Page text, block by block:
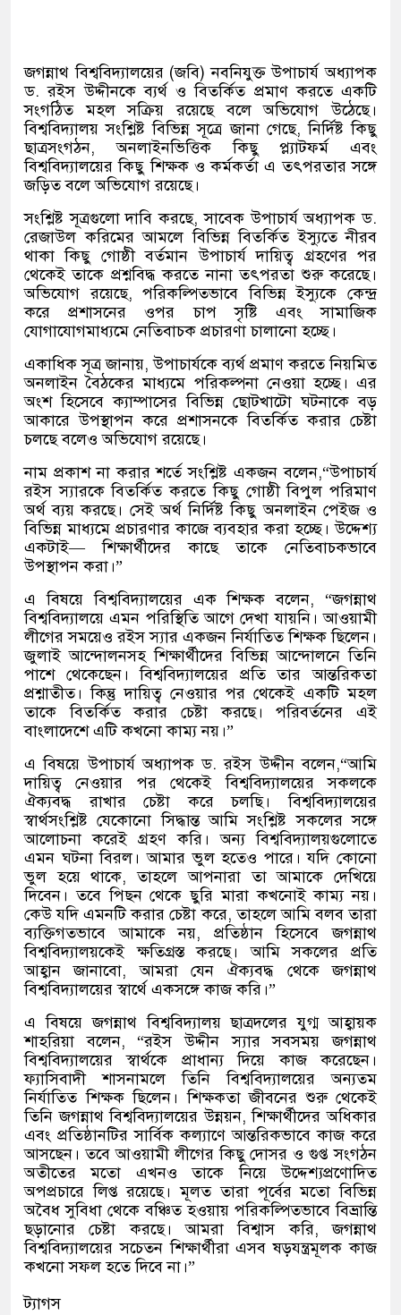
জগন্নাথ বিশ্ববিদ্যালয়ের (জবি) নবনিযুক্ত উপাচার্য অধ্যাপক
ড. রইস উদ্দীনকে ব্যর্থ ও বিতর্কিত প্রমাণ করতে একটি
সংগঠিত মহল সক্রিয় রয়েছে বলে অভিযোগ উঠেছে।
বিশ্ববিদ্যালয় সংশ্লিষ্ট বিভিন্ন সূত্রে জানা গেছে, নির্দিষ্ট কিছু
ছাত্রসংগঠন, অনলাইনভিত্তিক কিছু প্ল্যাটফর্ম এবং
বিশ্ববিদ্যালয়ের কিছু শিক্ষক ও কর্মকর্তা এ তৎপরতার সঙ্গে
জড়িত বলে অভিযোগ রয়েছে।
সংশ্লিষ্ট সূত্রগুলো দাবি করছে, সাবেক উপাচার্য অধ্যাপক ড.
রেজাউল করিমের আমলে বিভিন্ন বিতর্কিত ইস্যুতে নীরব
থাকা কিছু গোষ্ঠী বর্তমান উপাচার্য দায়িত্ব গ্রহণের পর
থেকেই তাকে প্রশ্নবিদ্ধ করতে নানা তৎপরতা শুরু করেছে।
অভিযোগ রয়েছে, পরিকল্পিতভাবে বিভিন্ন ইস্যুকে কেন্দ্র
করে প্রশাসনের ওপর চাপ সৃষ্টি এবং সামাজিক
যোগাযোগমাধ্যমে নেতিবাচক প্রচারণা চালানো হচ্ছে।
একাধিক সূত্র জানায়, উপাচার্যকে ব্যর্থ প্রমাণ করতে নিয়মিত
অনলাইন বৈঠকের মাধ্যমে পরিকল্পনা নেওয়া হচ্ছে। এর
অংশ হিসেবে ক্যাম্পাসের বিভিন্ন ছোটখাটো ঘটনাকে বড়
আকারে উপস্থাপন করে প্রশাসনকে বিতর্কিত করার চেষ্টা
চলছে বলেও অভিযোগ রয়েছে।
নাম প্রকাশ না করার শর্তে সংশ্লিষ্ট একজন বলেন,“উপাচার্য
রইস স্যারকে বিতর্কিত করতে কিছু গোষ্ঠী বিপুল পরিমাণ
অর্থ ব্যয় করছে। সেই অর্থ নির্দিষ্ট কিছু অনলাইন পেইজ ও
বিভিন্ন মাধ্যমে প্রচারণার কাজে ব্যবহার করা হচ্ছে। উদ্দেশ্য
একটাই— শিক্ষার্থীদের কাছে তাকে নেতিবাচকভাবে
উপস্থাপন করা।”
এ বিষয়ে বিশ্ববিদ্যালয়ের এক শিক্ষক বলেন, “জগন্নাথ
বিশ্ববিদ্যালয়ে এমন পরিস্থিতি আগে দেখা যায়নি। আওয়ামী
লীগের সময়েও রইস স্যার একজন নির্যাতিত শিক্ষক ছিলেন।
জুলাই আন্দোলনসহ শিক্ষার্থীদের বিভিন্ন আন্দোলনে তিনি
পাশে থেকেছেন। বিশ্ববিদ্যালয়ের প্রতি তার আন্তরিকতা
প্রশ্নাতীত। কিন্তু দায়িত্ব নেওয়ার পর থেকেই একটি মহল
তাকে বিতর্কিত করার চেষ্টা করছে। পরিবর্তনের এই
বাংলাদেশে এটি কখনো কাম্য নয়।”
এ বিষয়ে উপাচার্য অধ্যাপক ড. রইস উদ্দীন বলেন,“আমি
দায়িত্ব নেওয়ার পর থেকেই বিশ্ববিদ্যালয়ের সকলকে
ঐক্যবদ্ধ রাখার চেষ্টা করে চলছি। বিশ্ববিদ্যালয়ের
স্বার্থসংশ্লিষ্ট যেকোনো সিদ্ধান্ত আমি সংশ্লিষ্ট সকলের সঙ্গে
আলোচনা করেই গ্রহণ করি। অন্য বিশ্ববিদ্যালয়গুলোতে
এমন ঘটনা বিরল। আমার ভুল হতেও পারে। যদি কোনো
ভুল হয়ে থাকে, তাহলে আপনারা তা আমাকে দেখিয়ে
দিবেন। তবে পিছন থেকে ছুরি মারা কখনোই কাম্য নয়।
কেউ যদি এমনটি করার চেষ্টা করে, তাহলে আমি বলব তারা
ব্যক্তিগতভাবে আমাকে নয়, প্রতিষ্ঠান হিসেবে জগন্নাথ
বিশ্ববিদ্যালয়কেই ক্ষতিগ্রস্ত করছে। আমি সকলের প্রতি
আহ্বান জানাবো, আমরা যেন ঐক্যবদ্ধ থেকে জগন্নাথ
বিশ্ববিদ্যালয়ের স্বার্থে একসঙ্গে কাজ করি।”
এ বিষয়ে জগন্নাথ বিশ্ববিদ্যালয় ছাত্রদলের যুগ্ম আহ্বায়ক
শাহরিয়া বলেন, “রইস উদ্দীন স্যার সবসময় জগন্নাথ
বিশ্ববিদ্যালয়ের স্বার্থকে প্রাধান্য দিয়ে কাজ করেছেন।
ফ্যাসিবাদী শাসনামলে তিনি বিশ্ববিদ্যালয়ের অন্যতম
নির্যাতিত শিক্ষক ছিলেন। শিক্ষকতা জীবনের শুরু থেকেই
তিনি জগন্নাথ বিশ্ববিদ্যালয়ের উন্নয়ন, শিক্ষার্থীদের অধিকার
এবং প্রতিষ্ঠানটির সার্বিক কল্যাণে আন্তরিকভাবে কাজ করে
আসছেন। তবে আওয়ামী লীগের কিছু দোসর ও গুপ্ত সংগঠন
অতীতের মতো এখনও তাকে নিয়ে উদ্দেশ্যপ্রণোদিত
অপপ্রচারে লিপ্ত রয়েছে। মূলত তারা পূর্বের মতো বিভিন্ন
অবৈধ সুবিধা থেকে বঞ্চিত হওয়ায় পরিকল্পিতভাবে বিভ্রান্তি
ছড়ানোর চেষ্টা করছে। আমরা বিশ্বাস করি, জগন্নাথ
বিশ্ববিদ্যালয়ের সচেতন শিক্ষার্থীরা এসব ষড়যন্ত্রমূলক কাজ
কখনো সফল হতে দিবে না।”
ট্যাগস